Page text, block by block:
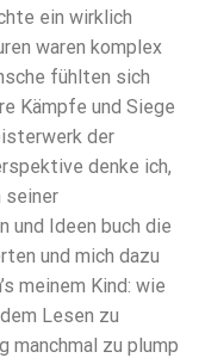
ein wirklich
waren komplex
fühlten sich
Kämpfe und Siege
der
denke ich,
seiner
und Ideen buch die
und mich dazu
meinem Kind: wie
Lesen zu
manchmal zu plump